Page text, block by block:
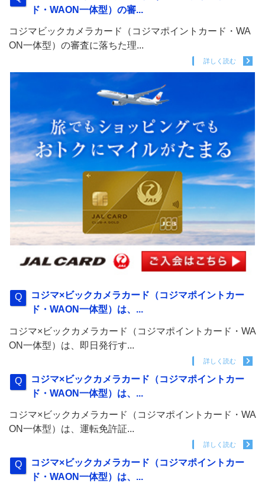
ド・WAON一体型）の審...
コジマビックカメラカード（コジマポイントカード・WA
ON一体型）の審査に落ちた理...
詳しく読む
コジマ×ビックカメラカード（コジマポイントカー
ド・WAON一体型）は、...
コジマ×ビックカメラカード（コジマポイントカード・WA
ON一体型）は、即日発行す...
詳しく読む
コジマ×ビックカメラカード（コジマポイントカー
ド・WAON一体型）は、...
コジマ×ビックカメラカード（コジマポイントカード・WA
ON一体型）は、運転免許証...
詳しく読む
コジマ×ビックカメラカード（コジマポイントカー
ド・WAON一体型）は、...